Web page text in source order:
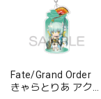
Fate/Grand Order
きゃらとりあ アクリ